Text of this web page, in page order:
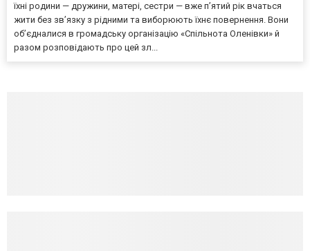
їхні родини — дружини, матері, сестри — вже п’ятий рік вчаться
жити без зв’язку з рідними та виборюють їхнє повернення. Вони
об’єдналися в громадську організацію «Спільнота Оленівки» й
разом розповідають про цей зл...